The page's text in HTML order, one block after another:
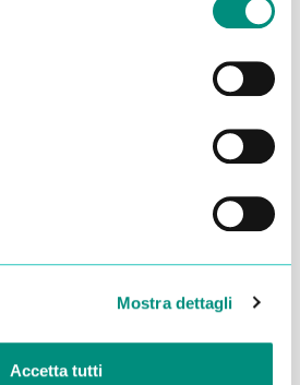
Mostra dettagli
Accetta tutti
per essere ricontattato